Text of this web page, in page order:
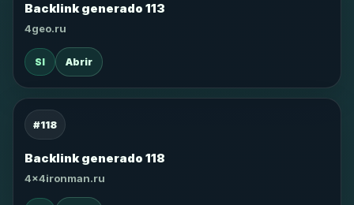
Backlink generado 113
4geo.ru
SI Abrir
#118
Backlink generado 118
4x4ironman.ru